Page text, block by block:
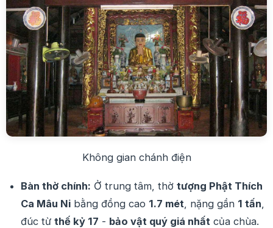
Không gian chánh điện
Bàn thờ chính: Ở trung tâm, thờ tượng Phật Thích
Ca Mâu Ni bằng đồng cao 1.7 mét , nặng gần 1 tấn
đúc từ thế kỷ 17 - bảo vật quý giá nhất của chùa.